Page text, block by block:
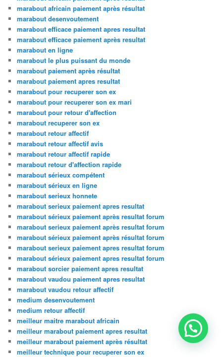
marabout africain paiement après résultat
marabout desenvoutement
marabout efficace paiement apres resultat
marabout efficace paiement après resultat
marabout en ligne
marabout le plus puissant du monde
marabout paiement après résultat
marabout paiement apres resultat
marabout pour recuperer son ex
marabout pour recuperer son ex mari
marabout pour retour d'affection
marabout recuperer son ex
marabout retour affectif
marabout retour affectif avis
marabout retour affectif rapide
marabout retour d'affection rapide
marabout sérieux compétent
marabout sérieux en ligne
marabout serieux honnete
marabout serieux paiement apres resultat
marabout sérieux paiement après resultat forum
marabout serieux paiement après resultat forum
marabout sérieux paiement après résultat forum
marabout serieux paiement apres resultat forum
marabout sérieux paiement apres resultat forum
marabout sorcier paiement apres resultat
marabout vaudou paiement apres resultat
marabout vaudou retour affectif
medium desenvoutement
medium retour affectif
meilleur maitre marabout africain
meilleur marabout paiement apres resultat
meilleur marabout paiement après résultat
meilleur technique pour recuperer son ex